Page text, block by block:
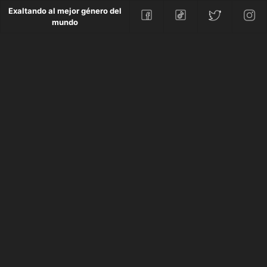
Exaltando al mejor género del
mundo